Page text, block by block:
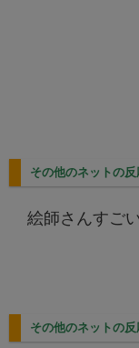
その他のネットの
絵師さんすご
その他のネットの